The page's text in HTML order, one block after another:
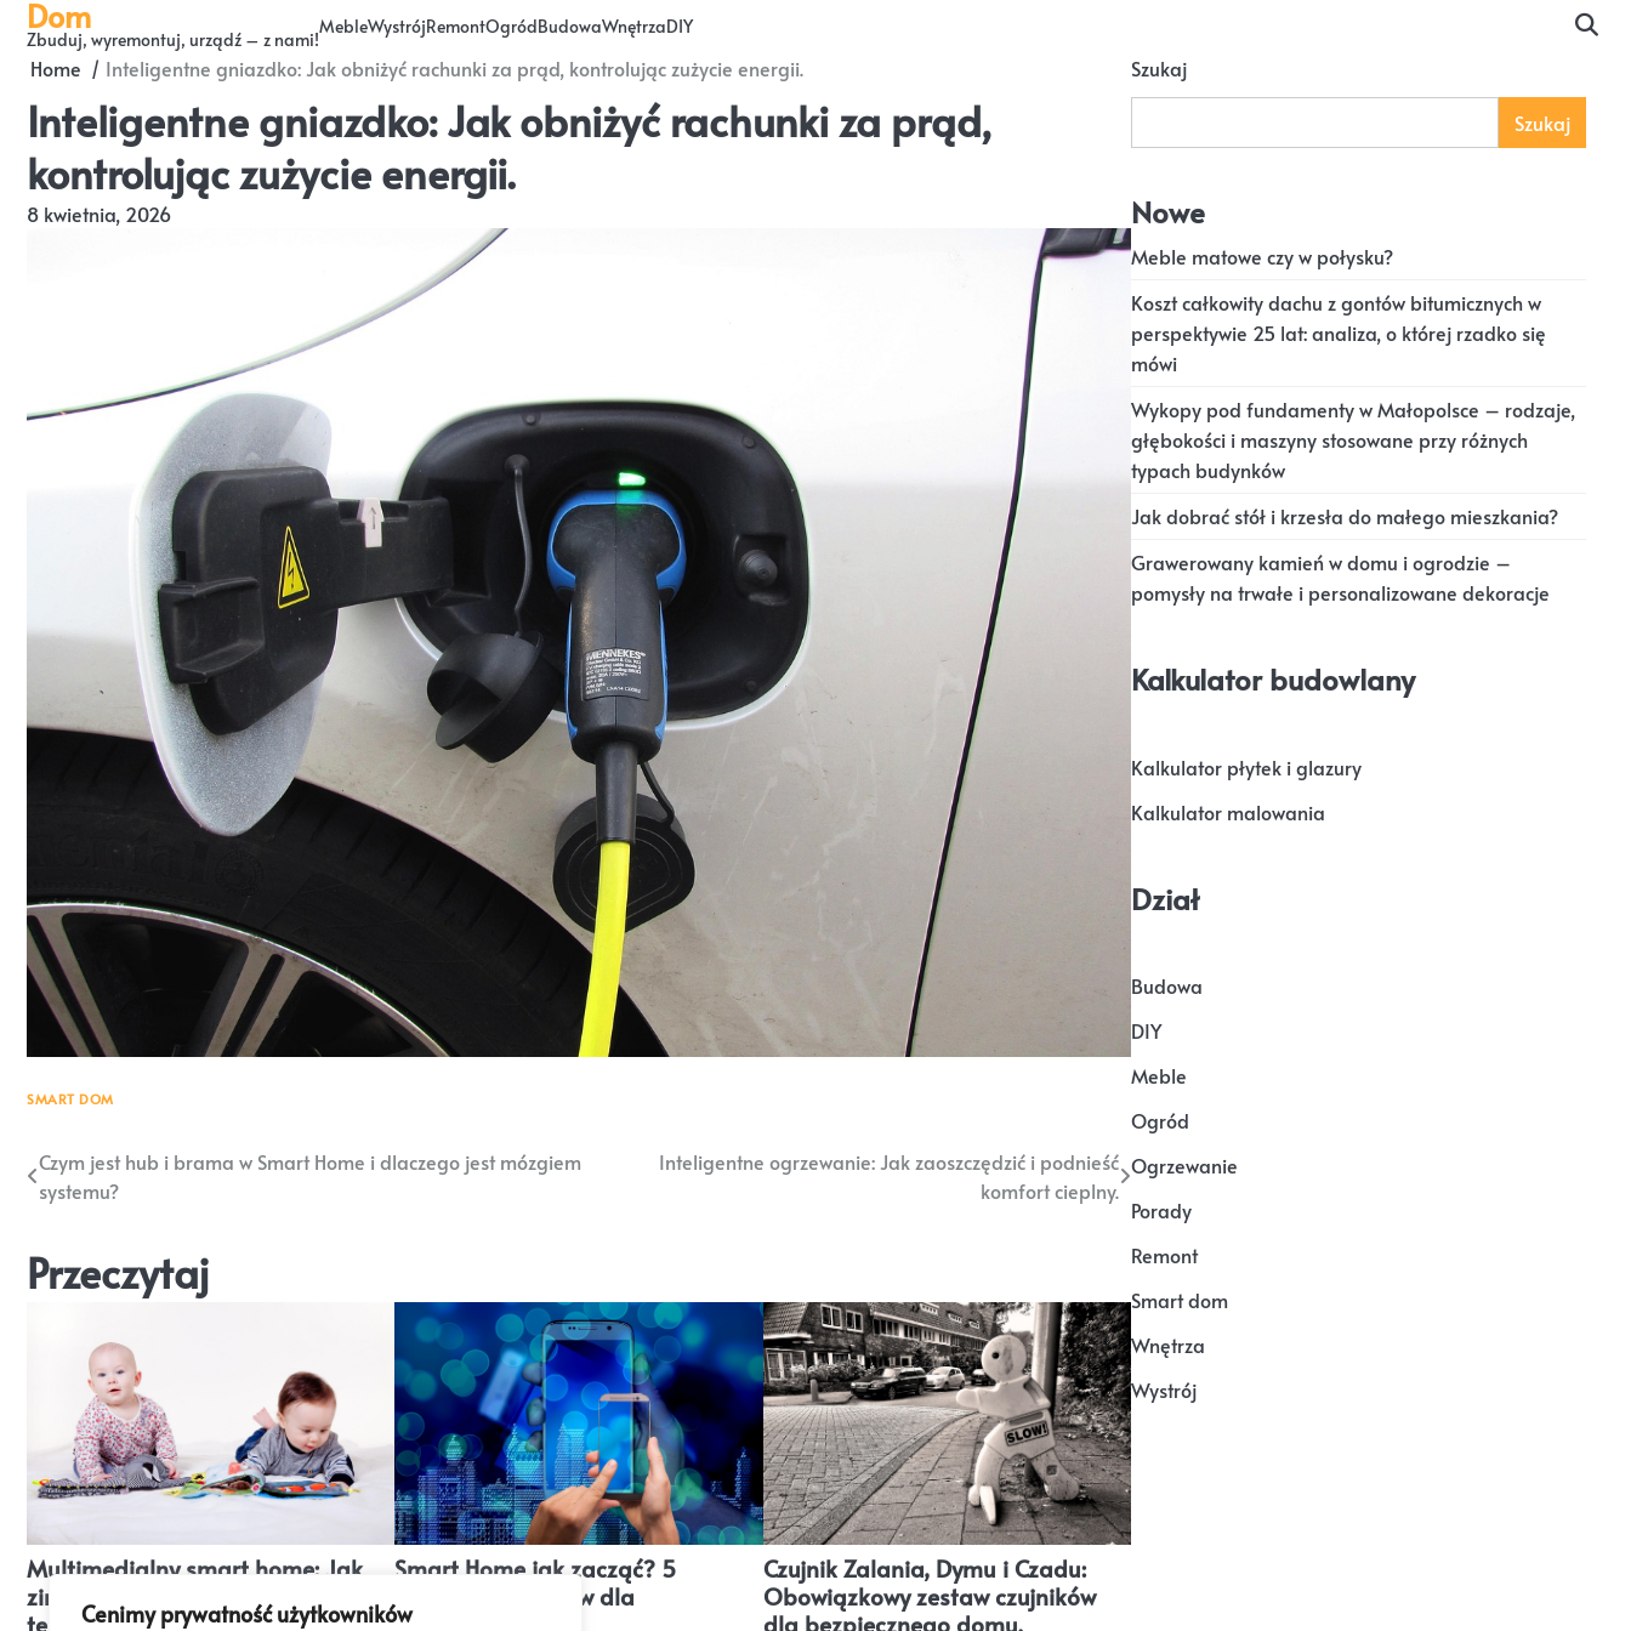
Cenimy prywatność użytkowników
Skip
content
Dom
Zbuduj, wyremontuj, urządź – z nami!
MebleWystrójRemontOgródBudowaWnętrzaDIY
Home Inteligentne gniazdko: Jak obniżyć rachunki za prąd, kontrolując zużycie energii.
Inteligentne gniazdko: Jak obniżyć rachunki za prąd,
kontrolując zużycie energii.
8 kwietnia, 2026
SMART DOM
Nawigacja
wpisu
Czym jest hub i brama w Smart Home i dlaczego jest mózgiem
systemu?
Inteligentne ogrzewanie: Jak zaoszczędzić i podnieść
komfort cieplny.
Przeczytaj
Multimedialny smart home: Jak
zintegrować system audio i
telewizor smart?
Smart Home jak zacząć? 5
kluczowych kroków dla
początkujących.
Czujnik Zalania, Dymu i Czadu:
Obowiązkowy zestaw czujników
dla bezpiecznego domu.
Szukaj
Szukaj
Nowe
Meble matowe czy w połysku?
Koszt całkowity dachu z gontów bitumicznych w
perspektywie 25 lat: analiza, o której rzadko się
mówi
Wykopy pod fundamenty w Małopolsce – rodzaje,
głębokości i maszyny stosowane przy różnych
typach budynków
Jak dobrać stół i krzesła do małego mieszkania?
Grawerowany kamień w domu i ogrodzie –
pomysły na trwałe i personalizowane dekoracje
Kalkulator budowlany
Kalkulator płytek i glazury
Kalkulator malowania
Dział
Budowa
DIY
Meble
Ogród
Ogrzewanie
Porady
Remont
Smart dom
Wnętrza
Wystrój